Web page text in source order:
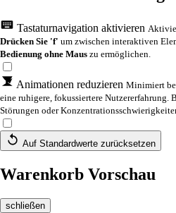
Tastaturnavigation aktivieren
Drücken Sie 'f' um zwischen interaktiven
Bedienung ohne Maus zu ermöglichen.
Animationen reduzieren Minimiert
eine ruhigere, fokussiertere Nutzererfahrung.
Störungen oder
Auf Standardwerte zurücksetzen
Warenkorb Vorschau
schließen